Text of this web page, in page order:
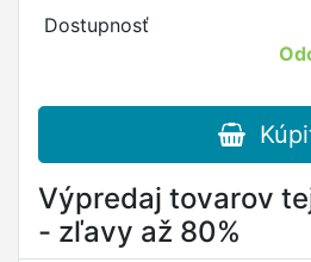
Dostupnosť
Výpredaj tovarov
- zľavy až 80%